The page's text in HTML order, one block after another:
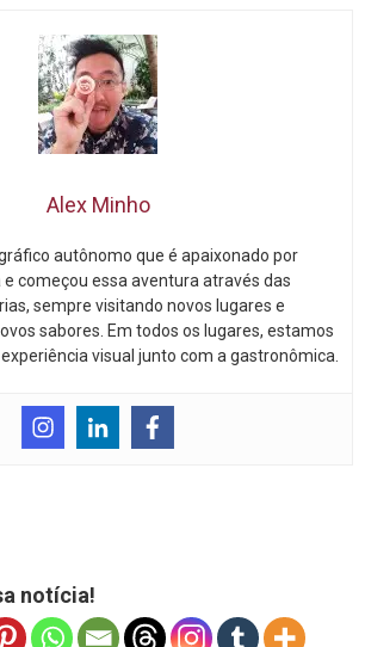
Alex Minho
autônomo que é apaixonado por
começou essa aventura através das
sempre visitando novos lugares e
sabores. Em todos os lugares, estamos
visual junto com a gastronômica.
notícia!